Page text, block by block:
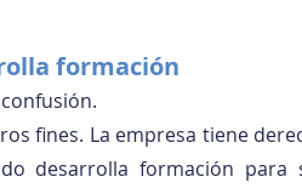
formación
fines. La empresa tiene
desarrolla formación para